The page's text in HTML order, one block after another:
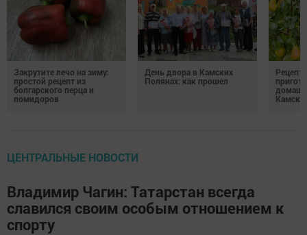
Закрутите лечо на зиму:
простой рецепт из
болгарского перца и
помидоров
День двора в Камских
Полянах: как прошел
ЦЕНТРАЛЬНЫЕ НОВОСТИ
Владимир Чагин: Татарстан всегда
славился своим особым отношением к
спорту